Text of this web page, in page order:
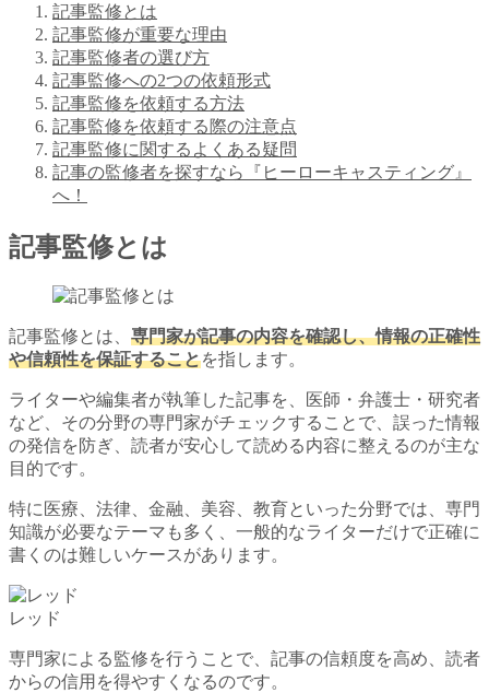
記事監修とは
記事監修が重要な理由
記事監修者の選び方
記事監修への2つの依頼形式
記事監修を依頼する方法
記事監修を依頼する際の注意点
記事監修に関するよくある疑問
記事の監修者を探すなら『ヒーローキャスティング』
へ！
記事監修とは
記事監修とは、 専門家が記事の内容を確認し、情報の正確性
や信頼性を保証することを指します。
ライターや編集者が執筆した記事を、医師・弁護士・研究者
など、その分野の専門家がチェックすることで、誤った情報
の発信を防ぎ、読者が安心して読める内容に整えるのが主な
目的です。
特に医療、法律、金融、美容、教育といった分野では、専門
知識が必要なテーマも多く、一般的なライターだけで正確に
書くのは難しいケースがあります。
レッド
専門家による監修を行うことで、記事の信頼度を高め、読者
からの信用を得やすくなるのです。